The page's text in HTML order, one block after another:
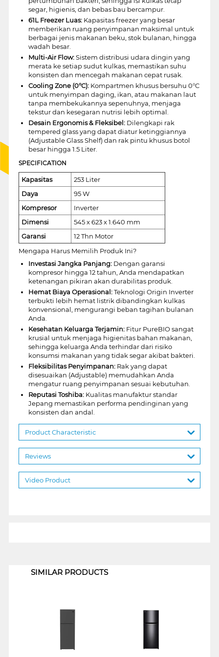
segar, higienis, dan bebas bau bercampur.
61L Freezer Luas:Kapasitas freezer yang besar
memberikan ruang penyimpanan maksimal untuk
berbagai jenis makanan beku, stok bulanan, hingga
wadah besar.
Multi-Air Flow:Sistem distribusi udara dingin yang
merata ke setiap sudut kulkas, memastikan suhu
konsisten dan mencegah makanan cepat rusak.
Cooling Zone (0°C):Kompartmen khusus bersuhu 0°C
untuk menyimpan daging, ikan, atau makanan laut
tanpa membekukannya sepenuhnya, menjaga
tekstur dan kesegaran nutrisi lebih optimal.
Desain Ergonomis & Fleksibel:Dilengkapi rak
tempered glass yang dapat diatur ketinggiannya
(Adjustable Glass Shelf) dan rak pintu khusus botol
besar hingga 1.5 Liter.
SPECIFICATION
Kapasitas
253 Liter
Daya
95 W
Kompresor
Inverter
Dimensi
545 x 623 x 1.640 mm
Garansi
12 Thn Motor
Mengapa Harus Memilih Produk Ini?
Investasi Jangka Panjang:Dengan garansi
kompresor hingga 12 tahun, Anda mendapatkan
ketenangan pikiran akan durabilitas produk.
Hemat Biaya Operasional:Teknologi Origin Inverter
terbukti lebih hemat listrik dibandingkan kulkas
konvensional, mengurangi beban tagihan bulanan
Anda.
Kesehatan Keluarga Terjamin:Fitur PureBIO sangat
krusial untuk menjaga higienitas bahan makanan,
sehingga keluarga Anda terhindar dari risiko
konsumsi makanan yang tidak segar akibat bakteri.
Fleksibilitas Penyimpanan:Rak yang dapat
disesuaikan (Adjustable) memudahkan Anda
mengatur ruang penyimpanan sesuai kebutuhan.
Reputasi Toshiba:Kualitas manufaktur standar
Jepang memastikan performa pendinginan yang
konsisten dan andal.
Product Characteristic
Reviews
Video Product
SIMILAR PRODUCTS